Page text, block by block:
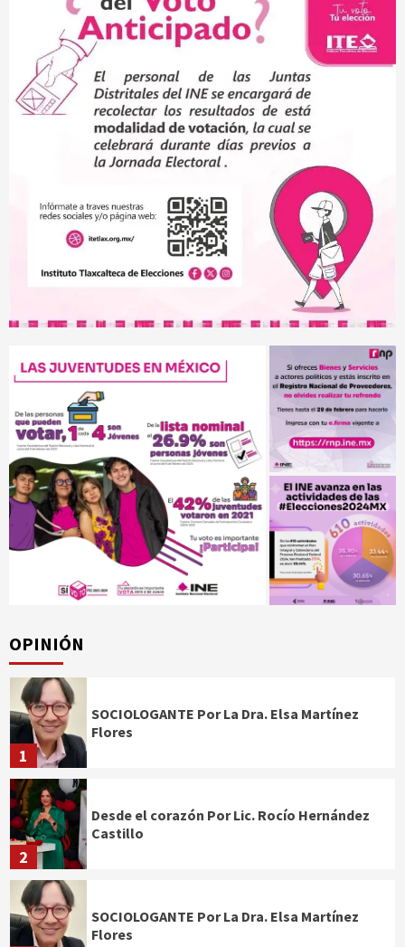
OPINIÓN
1
SOCIOLOGANTE Por La Dra. Elsa Martínez
Flores
2
Desde el corazón Por Lic. Rocío Hernández
Castillo
SOCIOLOGANTE Por La Dra. Elsa Martínez
Flores